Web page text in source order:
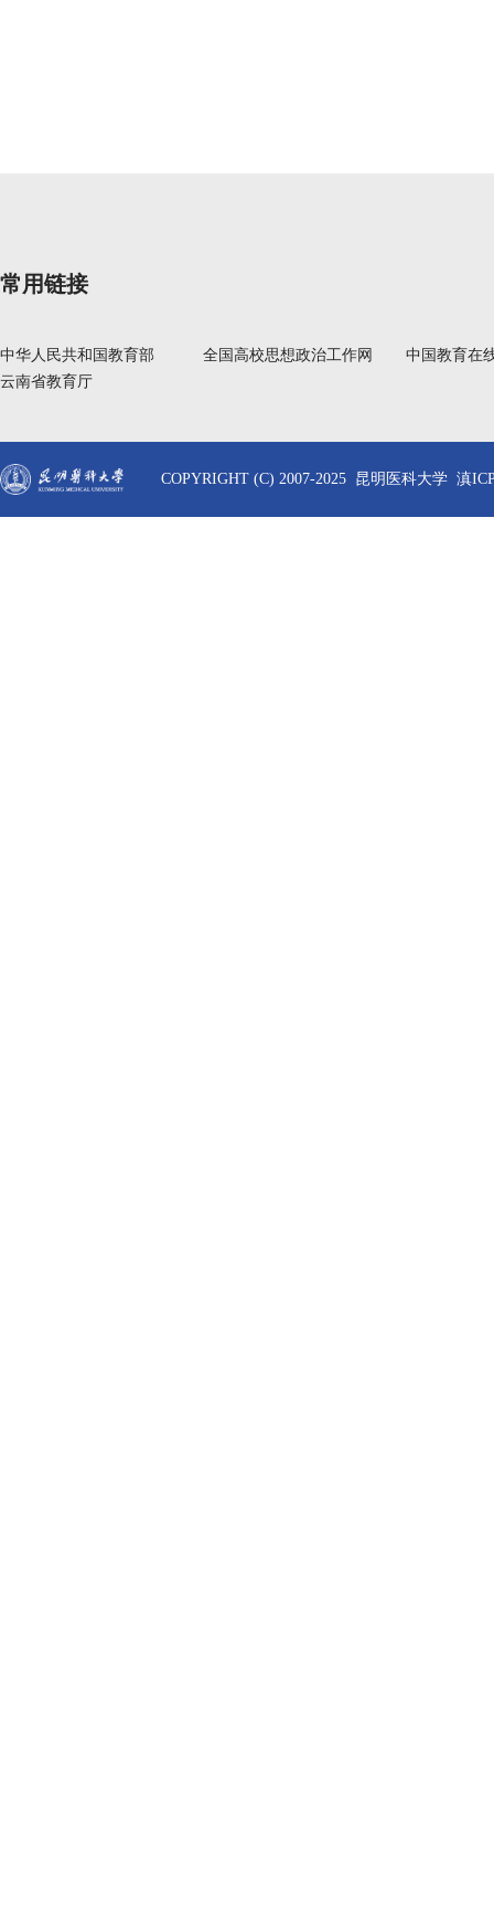
常用链接
中华人民共和国教育部 全国高校思想政治工作网
中国教育在
云南省教育厅
COPYRIGHT (C) 2007-2025 昆明医科大学 滇